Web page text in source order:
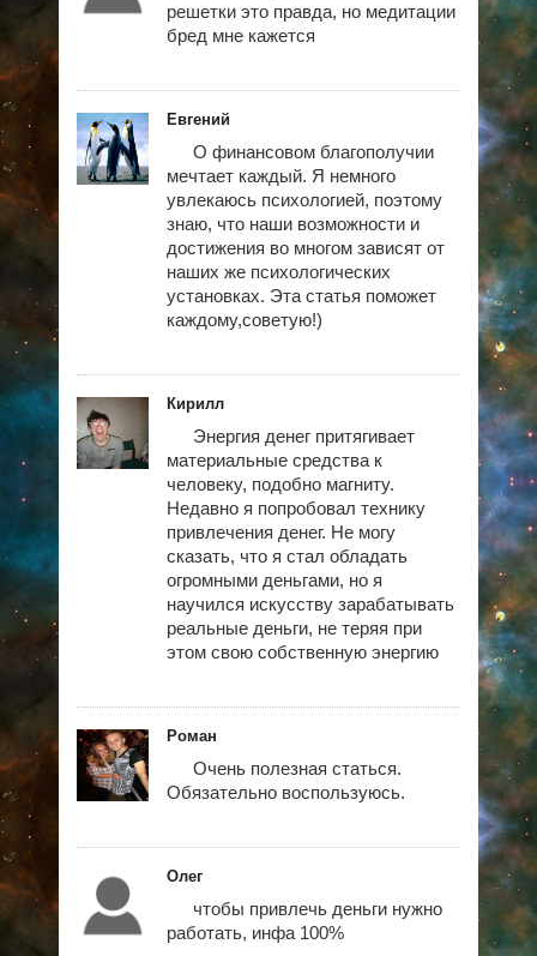
решетки это правда, но медитации
бред мне кажется
Евгений
О финансовом благополучии
мечтает каждый. Я немного
увлекаюсь психологией, поэтому
знаю, что наши возможности и
достижения во многом зависят от
наших же психологических
установках. Эта статья поможет
каждому,советую!)
Кирилл
Энергия денег притягивает
материальные средства к
человеку, подобно магниту.
Недавно я попробовал технику
привлечения денег. Не могу
сказать, что я стал обладать
огромными деньгами, но я
научился искусству зарабатывать
реальные деньги, не теряя при
этом свою собственную энергию
Роман
Очень полезная статься.
Обязательно воспользуюсь.
Олег
чтобы привлечь деньги нужно
работать, инфа 100%